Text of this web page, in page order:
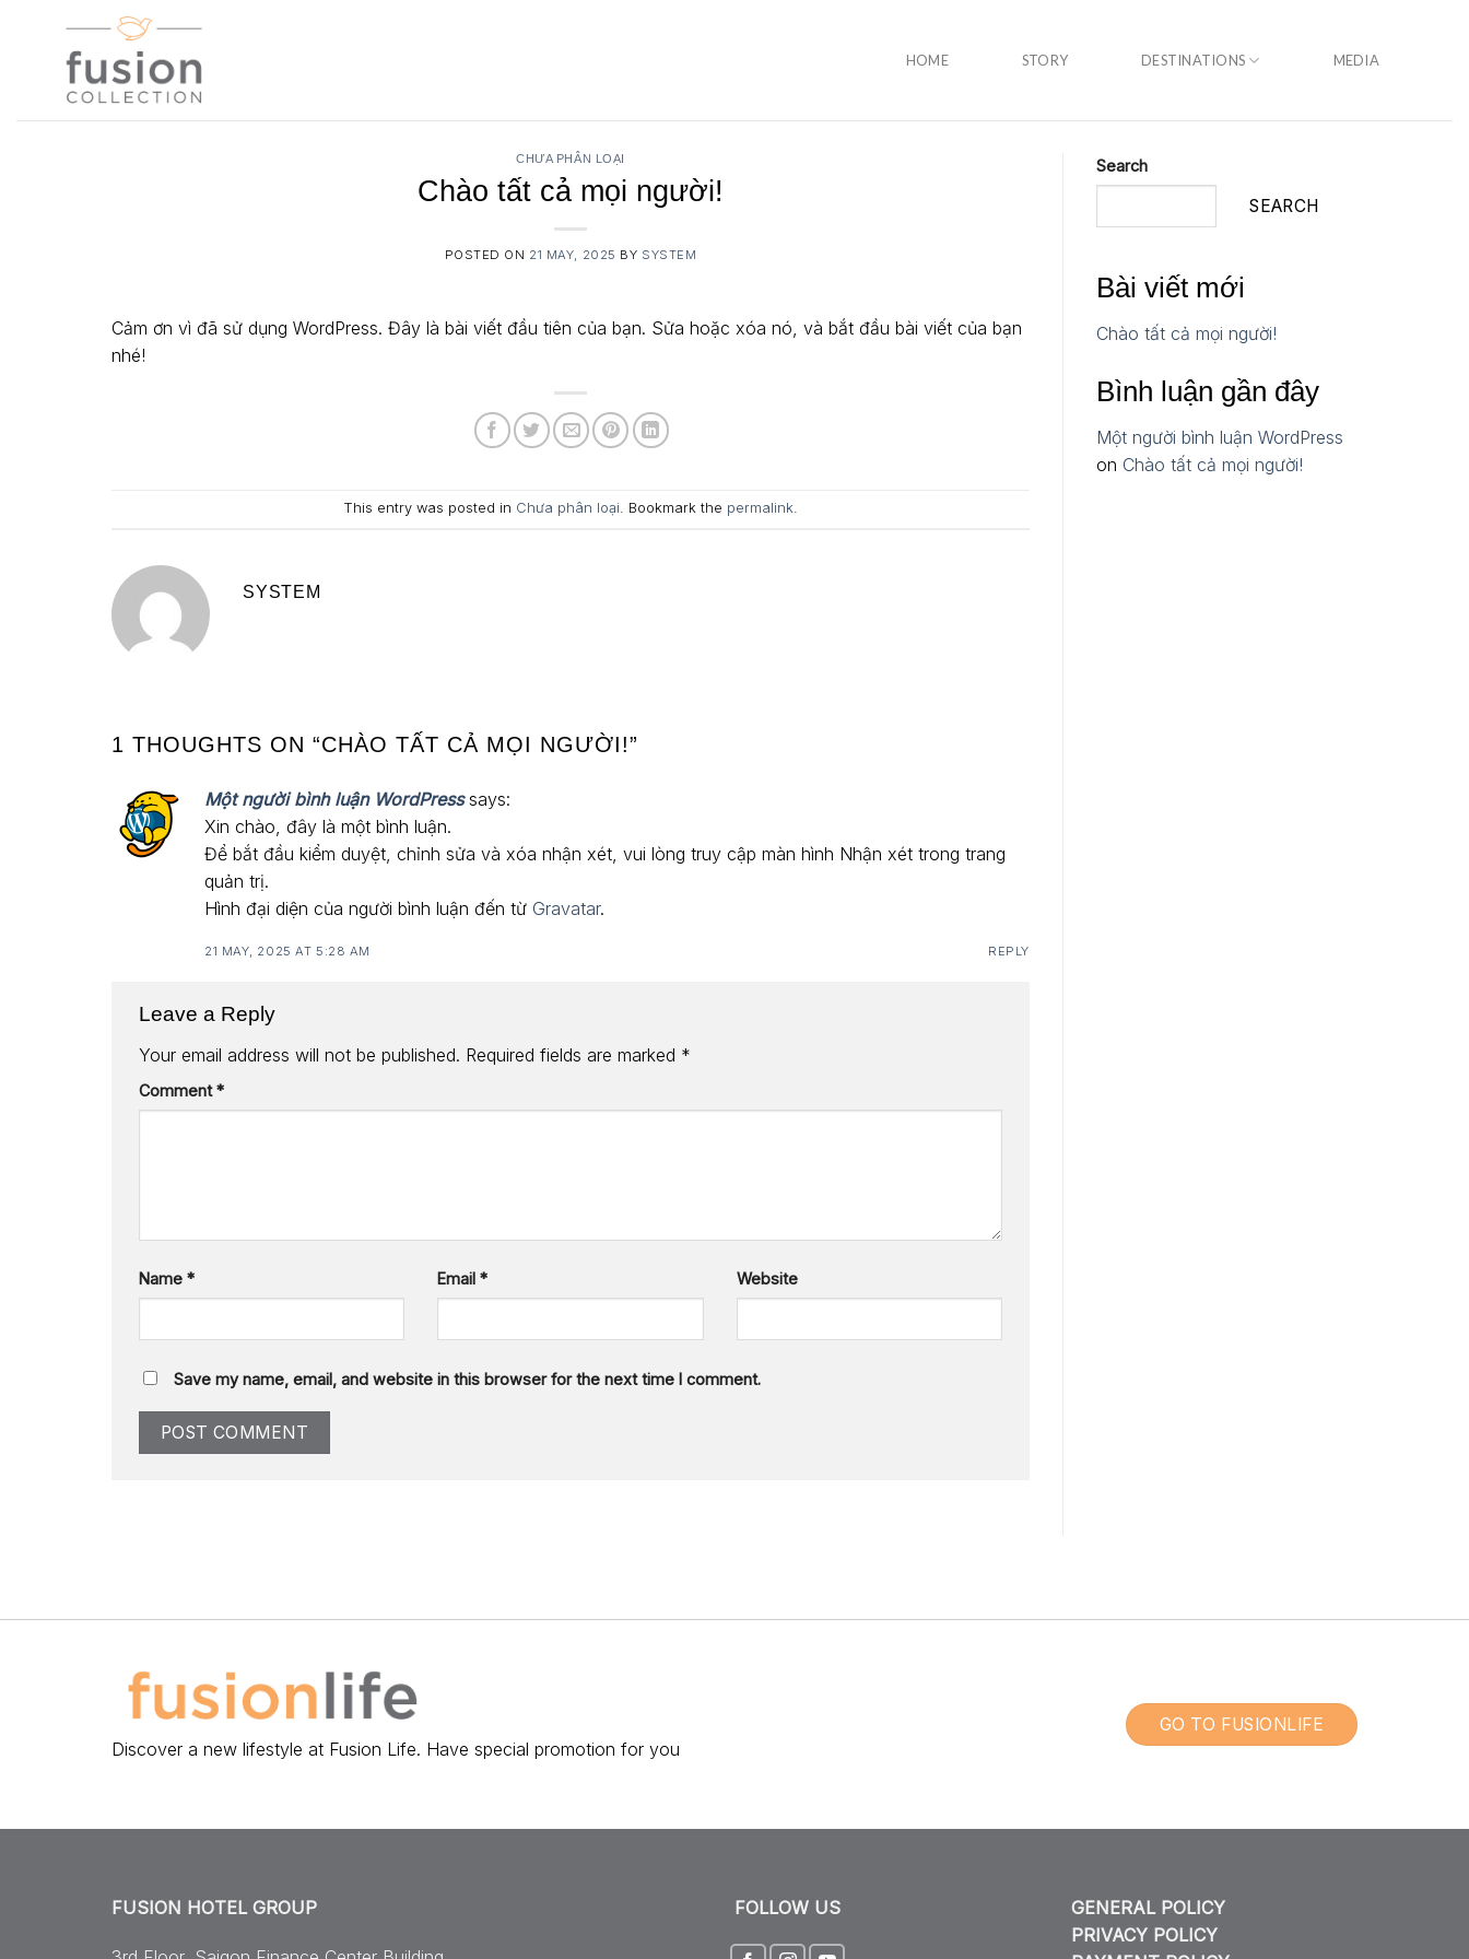
HOME STORY DESTINATIONS MEDIA
CHƯA PHÂN LOẠI
Chào tất cả mọi người!
POSTED ON 21 MAY, 2025 BY SYSTEM
Cảm ơn vì đã sử dụng WordPress. Đây là bài viết đầu tiên của bạn. Sửa hoặc xóa nó, và bắt đầu bài viết của bạn
nhé!
This entry was posted in Chưa phân loại . Bookmark the permalink
SYSTEM
1 THOUGHTS ON “CHÀO TẤT CẢ MỌI NGƯỜI!”
Một người bình luận WordPress says:
Xin chào, đây là một bình luận.
Để bắt đầu kiểm duyệt, chỉnh sửa và xóa nhận xét, vui lòng truy cập màn hình Nhận xét trong trang
quản trị.
Hình đại diện của người bình luận đến từ Gravatar.
21 MAY, 2025 AT 5:28 AM REPLY
Leave a Reply
Your email address will not be published. Required fields are marked *
Comment*
Name * Email* Website
Save my name, email, and website in this browser for the next time I comment.
Search
SEARCH
Bài viết mới
Chào tất cả mọi người!
Bình luận gần đây
Một người bình luận WordPress
on Chào tất cả mọi người!
Discover a new lifestyle at Fusion Life. Have special promotion for you
GO TO FUSIONLIFE
FUSION HOTEL GROUP FOLLOW US
GENERAL POLICY
PRIVACY POLICY